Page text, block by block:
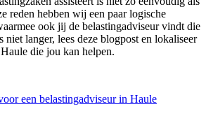
reden hebben wij een paar logische
ook jij de belastingadviseur vindt die
niet langer, lees deze blogpost en lokaliseer
die jou kan helpen.
een belastingadviseur in Haule